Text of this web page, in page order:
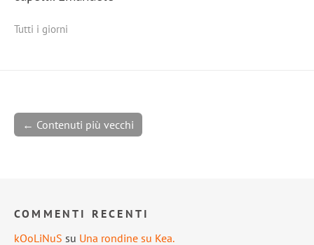
Tutti i giorni
← Contenuti più vecchi
COMMENTI RECENTI
kOoLiNuS su Una rondine su Kea.